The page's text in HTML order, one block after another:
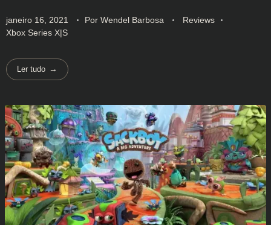
janeiro 16, 2021 Por Wendel Barbosa
Reviews
Xbox Series X|S
Ler tudo